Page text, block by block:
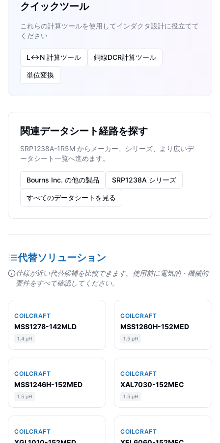
クイックツール
これらの計算ツールを使用してインダクタ設計に役立てて
ください
L↔N 計算ツール 銅線DCR計算ツール
単位変換
関連データシート経路を探す
SRP1238A-1R5M からメーカー、シリーズ、より広いデ
ータシート一覧へ進めます。
Bourns Inc. の他の製品 SRP1238A シリーズ
すべてのデータシートを見る
代替ソリューション
仕様が近い代替候補を比較できます。使用前に電気的・機械的
要件をすべて確認してください。
COILCRAFT
MSS1278-142MLD
1.4 µH
COILCRAFT
MSS1260H-152MED
1.5 µH
COILCRAFT
MSS1246H-152MED
1.5 µH
COILCRAFT
XAL7030-152MEC
1.5 µH
COILCRAFT COILCRAFT